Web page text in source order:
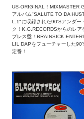
US-ORIGINAL！MIXMASTER
アルバム"SALUTE TO DA
L.1"に収録された90'Sアンダー
ク！K.G.RECORDSからのレア
プレス盤！BRAINSICK
LIL DAPをフューチャーした
定番！